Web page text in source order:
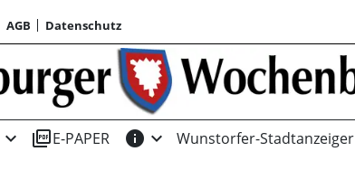
AGB Datenschutz
expand_more picture_as_pdfE-PAPER info expand_more Wunstorfer-Stadtanzeiger